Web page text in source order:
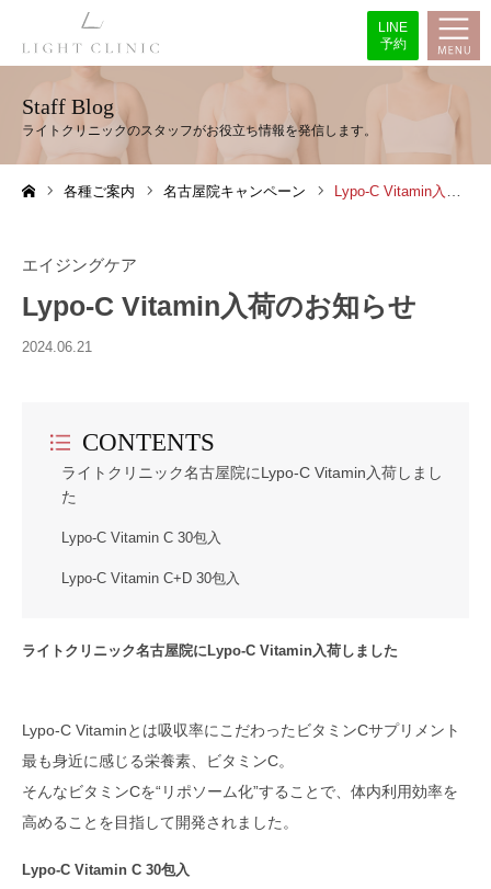
LINE
予約
Staff Blog
各種ご案内 名古屋院キャンペーン Lypo-C Vitamin入荷のお知らせ
エイジングケア
Lypo-C Vitamin入荷のお知らせ
2024.06.21
CONTENTS
ライトクリニック名古屋院にLypo-C Vitamin入荷しまし
た
Lypo-C Vitamin C 30包入
Lypo-C Vitamin C+D 30包入
ライトクリニック名古屋院にLypo-C Vitamin入荷しました
Lypo-C Vitaminとは吸収率にこだわったビタミンCサプリメント
最も身近に感じる栄養素、ビタミンC。
そんなビタミンCを“リポソーム化”することで、体内利用効率を
高めることを目指して開発されました。
Lypo-C Vitamin C 30包入